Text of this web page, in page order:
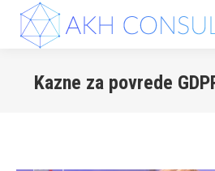
Kazne za povrede